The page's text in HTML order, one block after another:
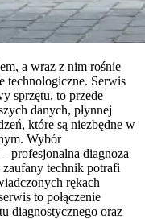
a wraz z nim rośnie
technologiczne. Serwis
sprzętu, to przede
danych, płynnej
które są niezbędne w
Wybór
profesjonalna diagnoza
technik potrafi
rękach
to połączenie
diagnostycznego oraz